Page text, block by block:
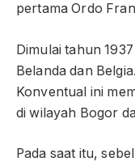
pertama Ordo
Dimulai tahun
Belanda dan
Konventual ini
di wilayah Bogor
Pada saat itu,